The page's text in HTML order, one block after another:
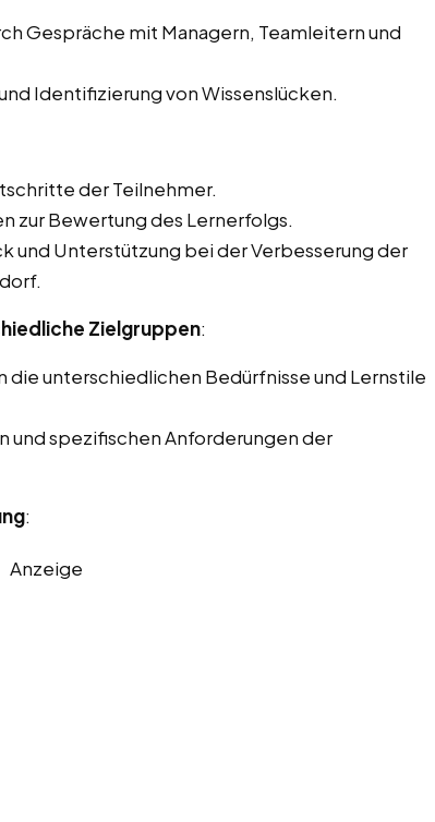
Gespräche mit Managern, Teamleitern und
Identifizierung von Wissenslücken.
der Teilnehmer.
zur Bewertung des Lernerfolgs.
und Unterstützung bei der Verbesserung der
Zielgruppen:
die unterschiedlichen Bedürfnisse und Lernstile
und spezifischen Anforderungen der
:
Anzeige